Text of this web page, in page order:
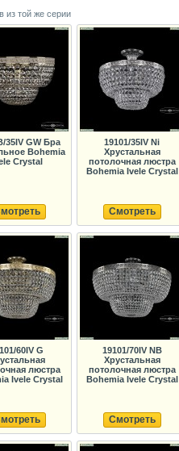
из той же серии
35IV GW Бра
Bohemia
Crystal
19101/35IV Ni
Хрустальная
потолочная люстра
Bohemia Ivele Crystal
Смотреть
60IV G
люстра
Ivele Crystal
19101/70IV NB
Хрустальная
потолочная люстра
Bohemia Ivele Crystal
Смотреть